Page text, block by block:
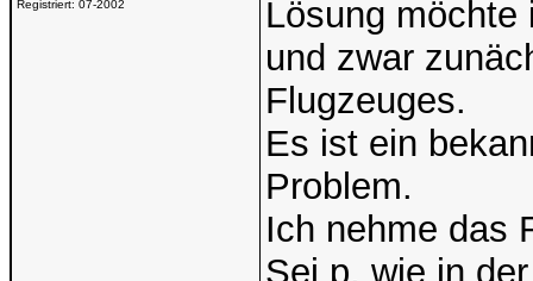
Registriert: 07-2002
Lösung möchte
und zwar
Flugzeuges.
Es ist ein
Problem.
Ich nehme das
Sei p, wie in